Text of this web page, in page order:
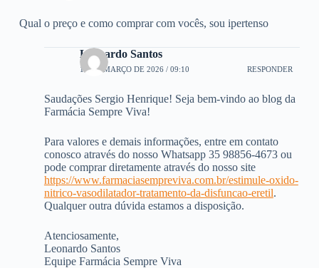
Qual o preço e como comprar com vocês, sou ipertenso
Leonardo Santos
18 DE MARÇO DE 2026 / 09:10 RESPONDER
Saudações Sergio Henrique! Seja bem-vindo ao blog da
Farmácia Sempre Viva!
Para valores e demais informações, entre em contato
conosco através do nosso Whatsapp 35 98856-4673 ou
pode comprar diretamente através do nosso site
https://www.farmaciasempreviva.com.br/estimule-oxido-
nitrico-vasodilatador-tratamento-da-disfuncao-eretil.
Qualquer outra dúvida estamos a disposição.
Atenciosamente,
Leonardo Santos
Equipe Farmácia Sempre Viva